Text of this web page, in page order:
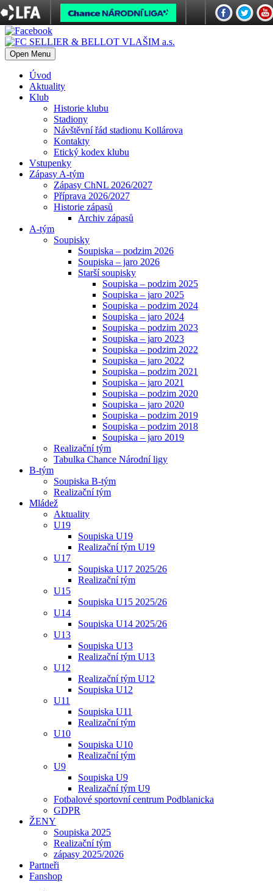
Open Menu
Úvod
Aktuality
Klub
Historie klubu
Stadiony
Návštěvní řád stadionu Kollárova
Kontakty
Etický kodex klubu
Vstupenky
Zápasy A-tým
Zápasy ChNL 2026/2027
Příprava 2026/2027
Historie zápasů
Archiv zápasů
A-tým
Soupisky
Soupiska – podzim 2026
Soupiska – jaro 2026
Starší soupisky
Soupiska – podzim 2025
Soupiska – jaro 2025
Soupiska – podzim 2024
Soupiska – jaro 2024
Soupiska – podzim 2023
Soupiska – jaro 2023
Soupiska – podzim 2022
Soupiska – jaro 2022
Soupiska – podzim 2021
Soupiska – jaro 2021
Soupiska – podzim 2020
Soupiska – jaro 2020
Soupiska – podzim 2019
Soupiska – podzim 2018
Soupiska – jaro 2019
Realizační tým
Tabulka Chance Národní ligy
B-tým
Soupiska B-tým
Realizační tým
Mládež
Aktuality
U19
Soupiska U19
Realizační tým U19
U17
Soupiska U17 2025/26
Realizační tým
U15
Soupiska U15 2025/26
U14
Soupiska U14 2025/26
U13
Soupiska U13
Realizační tým U13
U12
Realizační tým U12
Soupiska U12
U11
Soupiska U11
Realizační tým
U10
Soupiska U10
Realizační tým
U9
Soupiska U9
Realizační tým U9
Fotbalové sportovní centrum Podblanicka
GDPR
ŽENY
Soupiska 2025
Realizační tým
zápasy 2025/2026
Partneři
Fanshop